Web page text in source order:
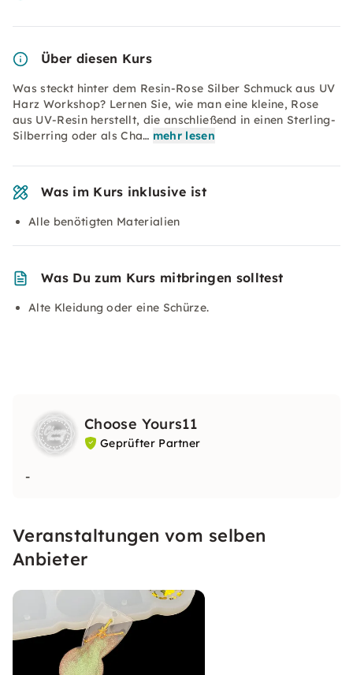
Über diesen Kurs
Was steckt hinter dem Resin-Rose Silber Schmuck aus UV
Harz Workshop? Lernen Sie, wie man eine kleine, Rose
aus UV-Resin herstellt, die anschließend in einen Sterling-
Silberring oder als Cha… mehr lesen
Was im Kurs inklusive ist
Alle benötigten Materialien
Was Du zum Kurs mitbringen solltest
Alte Kleidung oder eine Schürze.
Choose Yours11
Geprüfter Partner
-
Veranstaltungen vom selben
Anbieter